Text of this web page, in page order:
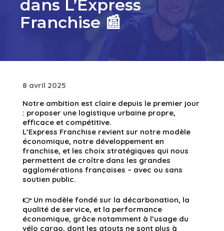
dans L’Express
Franchise 📰
8 avril 2025
Notre ambition est claire depuis le premier jour
: proposer une logistique urbaine propre,
efficace et compétitive.
L’Express Franchise revient sur notre modèle
économique, notre développement en
franchise, et les choix stratégiques qui nous
permettent de croître dans les grandes
agglomérations françaises – avec ou sans
soutien public.
👉 Un modèle fondé sur la décarbonation, la
qualité de service, et la performance
économique, grâce notamment à l’usage du
vélo cargo, dont les atouts ne sont plus à